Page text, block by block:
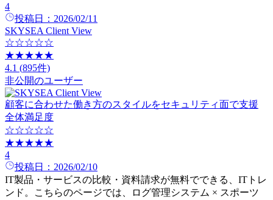
4
投稿日： 2026/02/11
SKYSEA Client View
☆☆☆☆☆
★★★★★
4.1 (895件)
非公開のユーザー
顧客に合わせた働き方のスタイルをセキュリティ面で支援
全体満足度
☆☆☆☆☆
★★★★★
4
投稿日： 2026/02/10
IT製品・サービスの比較・資料請求が無料でできる、ITトレ
ンド。こちらのページでは、
ログ管理システム × スポーツ